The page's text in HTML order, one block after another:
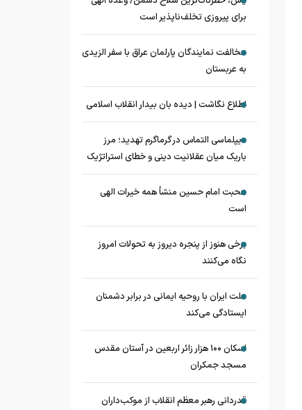
برای پیروزی تخلف‌ناپذیر است
مخالفت نمایندگان پارلمان عراق با سفر الزیدی
به عربستان
اطلاع نگاشت | دیده بان بیدار انقلاب اسلامی
دیپلماسی التماس در گرماگرم تهدید؛ مرز
باریک میان عقلانیت دینی و خطای استراتژیک
محبت امام حسین منشأ همه خیرات الهی
است
برخی هنوز از پنجره دیروز به تحولات امروز
نگاه می‌کنند
ملت ایران با روحیه ایمانی در برابر دشمنان
ایستادگی می‌کند
اسکان ۱۰۰ هزار زائر اربعین در آستان مقدس
مسجد جمکران
قدردانی رهبر معظم انقلاب از موکب‌داران